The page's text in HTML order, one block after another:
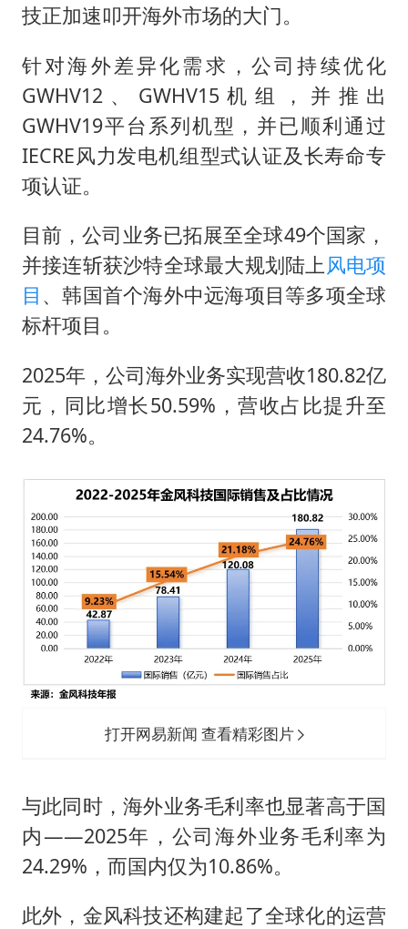
技正加速叩开海外市场的大门。
针对海外差异化需求，公司持续优化
GWHV12、GWHV15机组，并推出
GWHV19平台系列机型，并已顺利通过
IECRE风力发电机组型式认证及长寿命专
项认证。
目前，公司业务已拓展至全球49个国家，
并接连斩获沙特全球最大规划陆上风电项
目 、韩国首个海外中远海项目等多项全球
标杆项目。
2025年，公司海外业务实现营收180.82亿
元，同比增长50.59%，营收占比提升至
24.76%。
打开网易新闻 查看精彩图片
与此同时，海外业务毛利率也显著高于国
内——2025年，公司海外业务毛利率为
24.29%，而国内仅为10.86%。
此外，金风科技还构建起了全球化的运营